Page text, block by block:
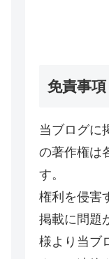
免責事項
当ブログに
の著作権は
す。
権利を侵害
掲載に問題
様より当ブ